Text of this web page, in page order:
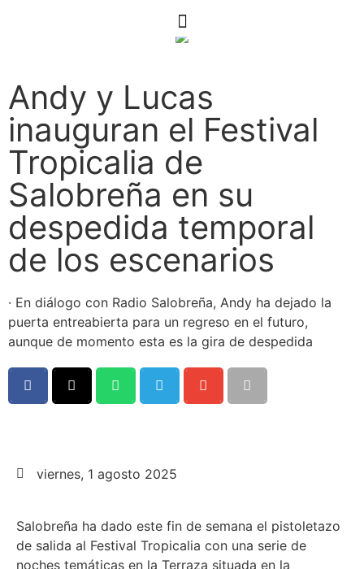
Andy y Lucas
inauguran el Festival
Tropicalia de
Salobreña en su
despedida temporal
de los escenarios
· En diálogo con Radio Salobreña, Andy ha dejado la
puerta entreabierta para un regreso en el futuro,
aunque de momento esta es la gira de despedida
viernes, 1 agosto 2025
Salobreña ha dado este fin de semana el pistoletazo
de salida al Festival Tropicalia con una serie de
noches temáticas en la Terraza situada en la